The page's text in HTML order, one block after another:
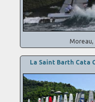
Moreau,
La Saint Barth Cata